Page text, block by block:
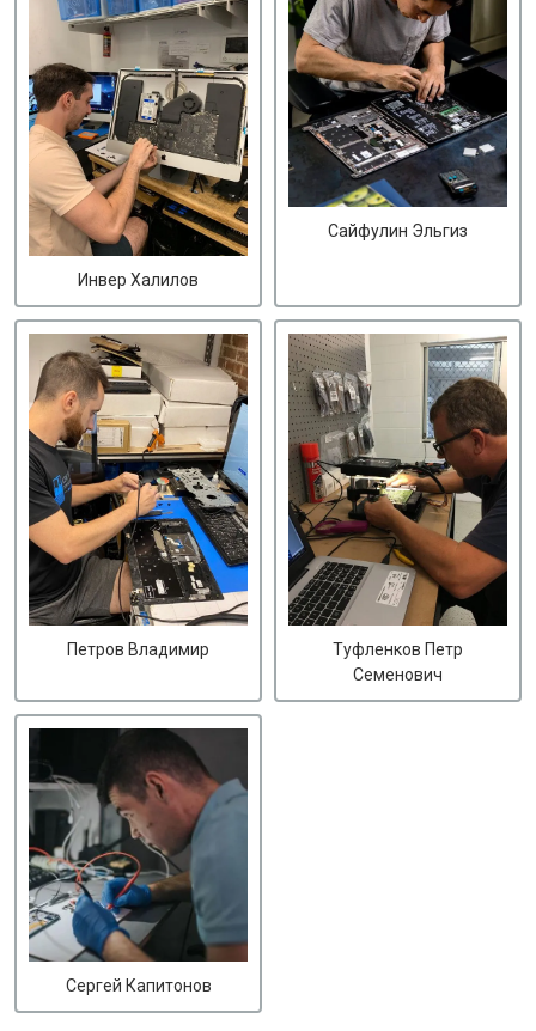
Инвер Халилов
Сайфулин Эльгиз
Петров Владимир
Туфленков Петр
Семенович
Сергей Капитонов